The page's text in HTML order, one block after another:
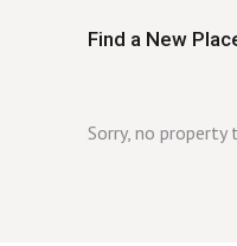
Find a New
Sorry, no property